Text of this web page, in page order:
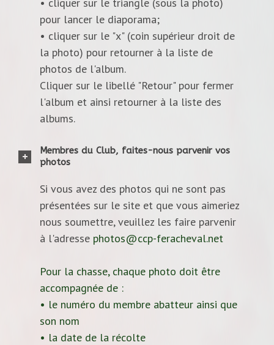
pour lancer le diaporama;
• cliquer sur le "x" (coin supérieur droit de
la photo) pour retourner à la liste de
photos de l'album.
Cliquer sur le libellé "Retour" pour fermer
l'album et ainsi retourner à la liste des
albums.
Membres du Club, faites-nous parvenir vos
photos
Si vous avez des photos qui ne sont pas
présentées sur le site et que vous aimeriez
nous soumettre, veuillez les faire parvenir
à l'adresse photos@ccp-feracheval.net
Pour la chasse, chaque photo doit être
accompagnée de :
• le numéro du membre abatteur ainsi que
son nom
• la date de la récolte